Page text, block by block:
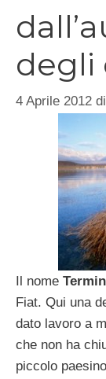
degli
4 Aprile 2012 di
Il nome
Fiat. Qui una
dato lavoro a
che non ha
piccolo